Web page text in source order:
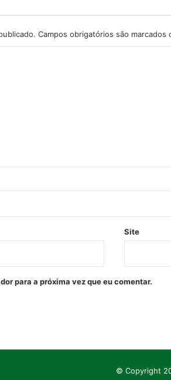
Campos obrigatórios são marcados
Site
para a próxima vez que eu comentar.
© Copyright